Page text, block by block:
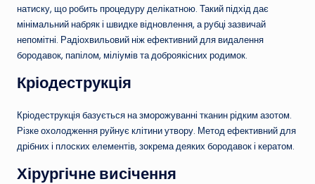
натиску, що робить процедуру делікатною. Такий підхід дає
мінімальний набряк і швидке відновлення, а рубці зазвичай
непомітні. Радіохвильовий ніж ефективний для видалення
бородавок, папілом, міліумів та доброякісних родимок.
Кріодеструкція
Кріодеструкція базується на зморожуванні тканин рідким азотом.
Різке охолодження руйнує клітини утвору. Метод ефективний для
дрібних і плоских елементів, зокрема деяких бородавок і кератом.
Хірургічне висічення